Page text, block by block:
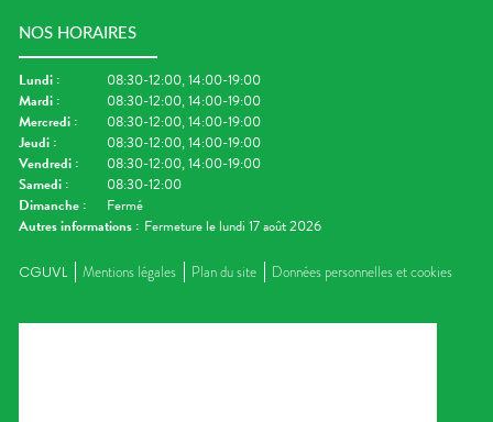
NOS HORAIRES
Lundi :
08:30-12:00, 14:00-19:00
Mardi :
08:30-12:00, 14:00-19:00
Mercredi :
08:30-12:00, 14:00-19:00
Jeudi :
08:30-12:00, 14:00-19:00
Vendredi :
08:30-12:00, 14:00-19:00
Samedi :
08:30-12:00
Dimanche :
Fermé
Autres informations : Fermeture le lundi 17 août 2026
CGUVL Mentions légales Plan du site Données personnelles et cookies